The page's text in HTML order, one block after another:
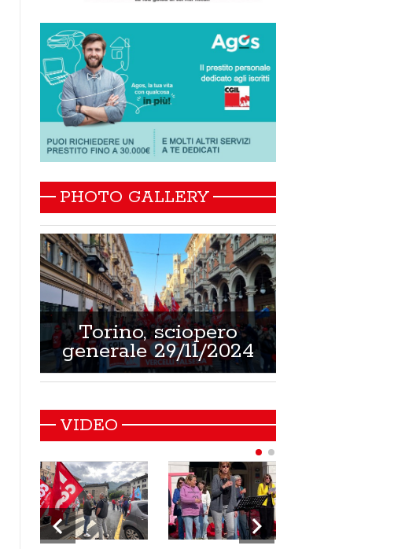
PHOTO GALLERY
Torino, sciopero
generale 29/11/2024
VIDEO